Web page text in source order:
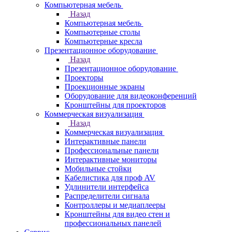
Компьютерная мебель
Назад
Компьютерная мебель
Компьютерные столы
Компьютерные кресла
Презентационное оборудование
Назад
Презентационное оборудование
Проекторы
Проекционные экраны
Оборудование для видеоконференций
Кронштейны для проекторов
Коммерческая визуализация
Назад
Коммерческая визуализация
Интерактивные панели
Профессиональные панели
Интерактивные мониторы
Мобильные стойки
Кабелистика для проф AV
Удлинители интерфейса
Распределители сигнала
Контроллеры и медиаплееры
Кронштейны для видео стен и
профессиональных панелей